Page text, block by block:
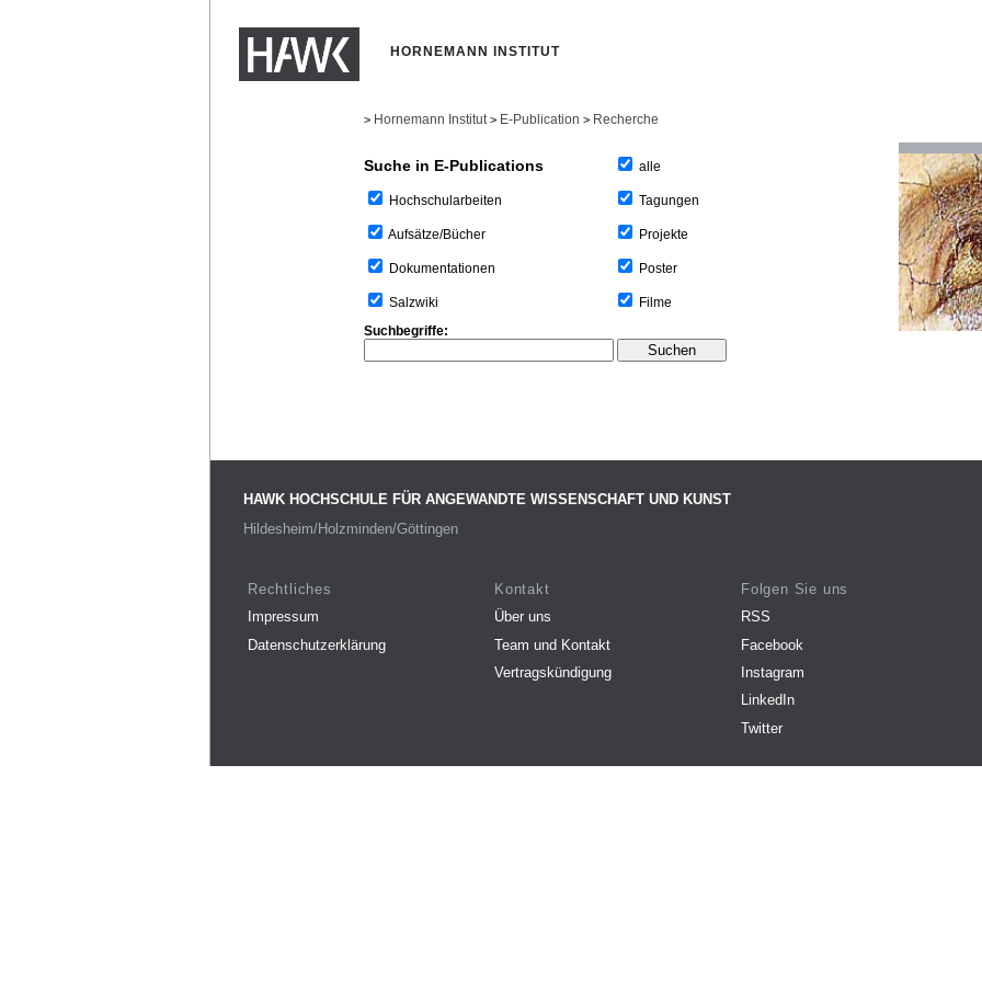
HORNEMANN INSTITUT
> Hornemann Institut > E-Publication > Recherche
Suche in E-Publications
Hochschularbeiten
Aufsätze/Bücher
Dokumentationen
Salzwiki
alle
Tagungen
Projekte
Poster
Filme
Suchbegriffe:
HAWK HOCHSCHULE FÜR ANGEWANDTE WISSENSCHAFT UND KUNST
Hildesheim/Holzminden/Göttingen
Rechtliches
Impressum
Datenschutzerklärung
Kontakt
Über uns
Team und Kontakt
Vertragskündigung
Folgen Sie uns
RSS
Facebook
Instagram
LinkedIn
Twitter